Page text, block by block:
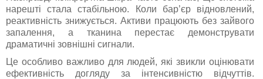
нарешті стала стабільною. Коли бар’єр відновлений,
реактивність знижується. Активи працюють без зайвого
запалення, а тканина перестає демонструвати
драматичні зовнішні сигнали.
Це особливо важливо для людей, які звикли оцінювати
ефективність догляду за інтенсивністю відчуттів.